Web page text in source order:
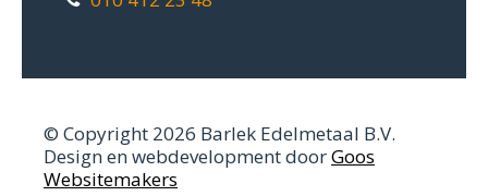
© Copyright 2026 Barlek Edelmetaal B.V.
Design en webdevelopment doorGoos
Websitemakers